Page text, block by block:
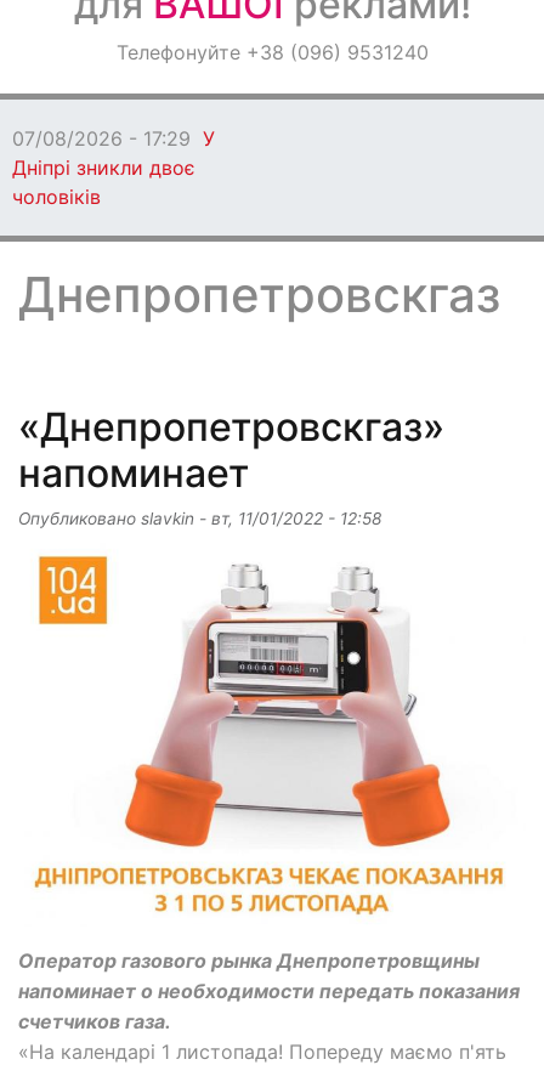
ОголошенняТелефонуйте +38 (096) 9531240
07/08/2026 - 17:22 Під Дніпром
побили та пограбували чоловіка
Днепропетровскгаз
«Днепропетровскгаз»
напоминает
Опубликовано slavkin - вт, 11/01/2022 - 12:58
Оператор газового рынка Днепропетровщины
напоминает о необходимости передать показания
счетчиков газа.
«На календарі 1 листопада! Попереду маємо п'ять